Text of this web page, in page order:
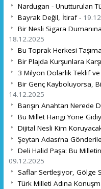
Nardugan - Unutturulan
Bayrak Değil, İtiraf -
Bir Nesli Sigara
18.12.2025
Bu Toprak Herkesi
Bir Plajda Kurşunlara
3 Milyon Dolarlık Teklif ve
Bir Genç Kayboluyorsa,
14.12.2025
Barışın Anahtarı Nerede
Bu Millet Hangi Yöne
Dijital Nesli Kim
Şeytan Adası’na
Deli Halid Paşa: Bu
09.12.2025
Saflar Sertleşiyor, Gölge
Türk Milleti Adına